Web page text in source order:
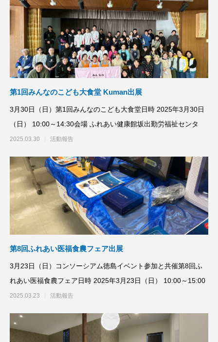
第1回みんなのこども大食堂 Kuman出展
3月30日（日）第1回みんなのこども大食堂日時 2025年3月30日
（日） 10:00～14:30会場 ふれあい健康館坂出勤労福祉センタ
2025.03.30 活動報告
第8回ふれあい医福食農フェア出展
3月23日（日）コンソーシアム徳島イベント参加と共催第8回ふ
れあい医福食農フェア日時 2025年3月23日（日） 10:00～15:00
2025.03.23 活動報告